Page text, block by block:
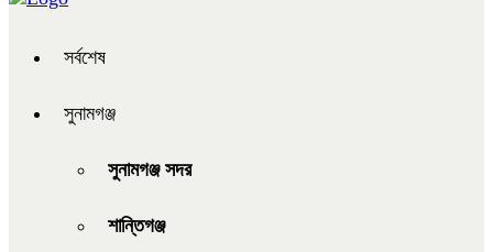
সর্বশেষ
সুনামগঞ্জ
সুনামগঞ্জ সদর
শান্তিগঞ্জ